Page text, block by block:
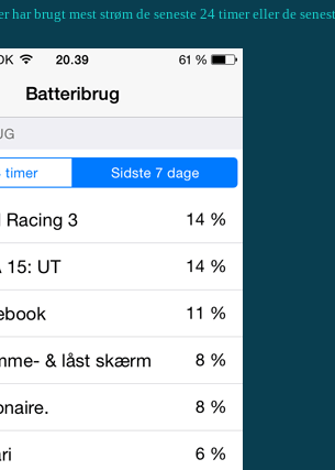
har brugt mest strøm de seneste 24 timer eller de